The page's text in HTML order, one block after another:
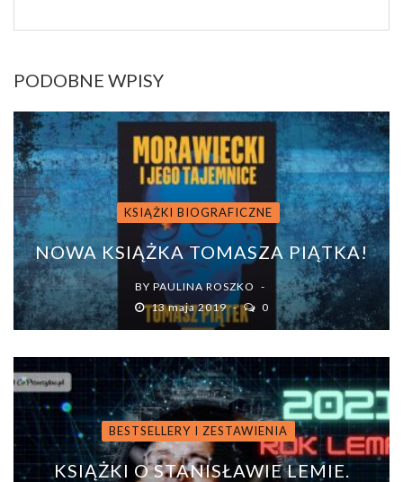
PODOBNE WPISY
KSIĄŻKI BIOGRAFICZNE
NOWA KSIĄŻKA TOMASZA PIĄTKA!
BY PAULINA ROSZKO
13 maja 2019
0
BESTSELLERY I ZESTAWIENIA
KSIĄŻKI O STANISŁAWIE LEMIE.